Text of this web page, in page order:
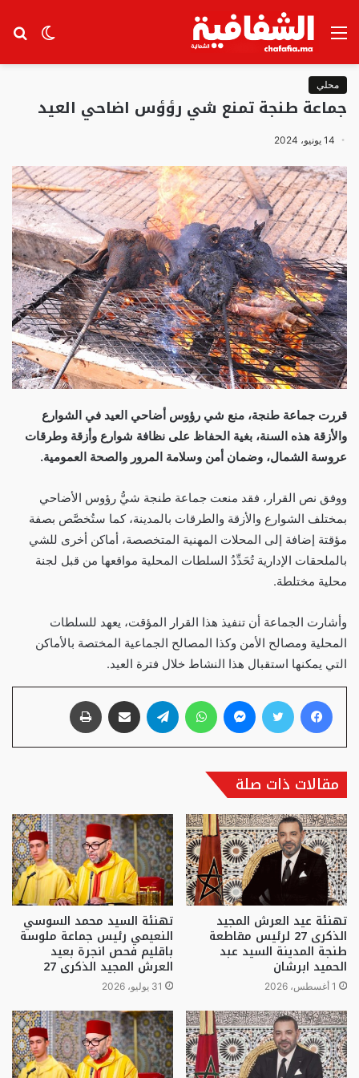
الوضع
القائمة
محلي
جماعة طنجة تمنع شي رؤؤس اضاحي العيد
14 يونيو، 2024
قررت جماعة طنجة، منع شي رؤوس أضاحي العيد في الشوارع
والأزقة هذه السنة، بغية الحفاظ على نظافة شوارع وأزقة وطرقات
عروسة الشمال، وضمان أمن وسلامة المرور والصحة العمومية.
ووفق نص القرار، فقد منعت جماعة طنجة شيُّ رؤوس الأضاحي
بمختلف الشوارع والأزقة والطرقات بالمدينة، كما ستُخصَّص بصفة
مؤقتة إضافة إلى المحلات المهنية المتخصصة، أماكن أخرى للشي
بالملحقات الإدارية تُحَدِّدُ السلطات المحلية مواقعها من قبل لجنة
محلية مختلطة.
وأشارت الجماعة أن تنفيذ هذا القرار المؤقت، يعهد للسلطات
المحلية ومصالح الأمن وكذا المصالح الجماعية المختصة بالأماكن
التي يمكنها استقبال هذا النشاط خلال فترة العيد.
فيسبوك تويتر ماسنجر واتساب تيلقرام مشاركة عبر البريد
مقالات ذات صلة
تهنئة عيد العرش المجيد
الذكرى 27 لرئيس مقاطعة
طنجة المدينة السيد عبد
الحميد ابرشان
1 أغسطس، 2026
تهنئة السيد محمد السوسي
النعيمي رئيس جماعة ملوسة
باقليم فحص انجرة بعيد
العرش المجيد الذكرى 27
31 يوليو، 2026